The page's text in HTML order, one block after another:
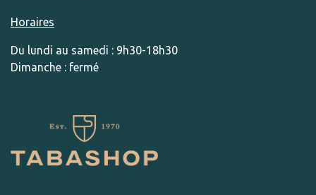
Horaires
Du lundi au samedi : 9h30-18h30
Dimanche : fermé